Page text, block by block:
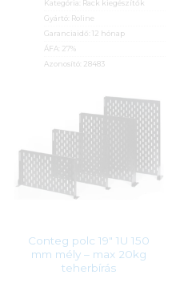
Kategória:
Rack kiegészítők
Gyártó: Roline
Garanciaidő:12 hónap
ÁFA: 27%
Azonosító: 28483
Conteg polc 19″ 1U 150
mm mély – max 20kg
teherbírás